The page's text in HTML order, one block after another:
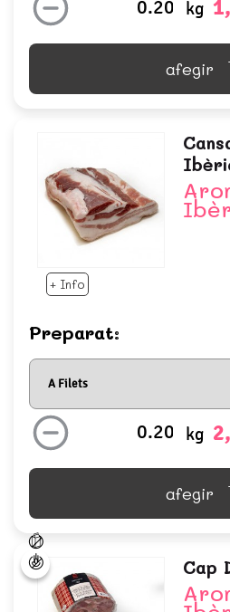
kg
afegir
+ Info
Preparat:
kg
afegir
Cap